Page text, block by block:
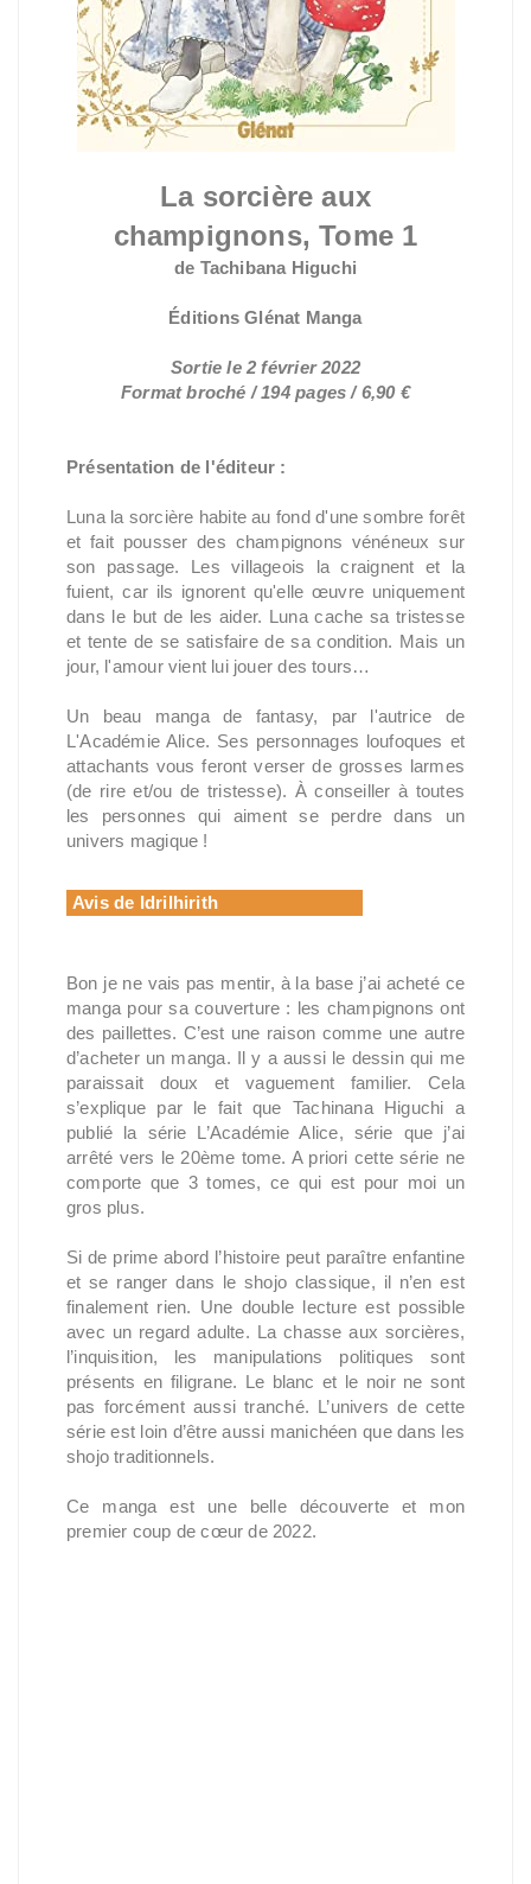
La sorcière aux
champignons, Tome 1
de Tachibana Higuchi
Éditions Glénat Manga
Sortie le 2 février 2022
Format broché / 194 pages / 6,90 €
Présentation de l'éditeur :
Luna la sorcière habite au fond d'une sombre forêt
et fait pousser des champignons vénéneux sur
son passage. Les villageois la craignent et la
fuient, car ils ignorent qu'elle œuvre uniquement
dans le but de les aider. Luna cache sa tristesse
et tente de se satisfaire de sa condition. Mais un
jour, l'amour vient lui jouer des tours…
Un beau manga de fantasy, par l'autrice de
L'Académie Alice. Ses personnages loufoques et
attachants vous feront verser de grosses larmes
(de rire et/ou de tristesse). À conseiller à toutes
les personnes qui aiment se perdre dans un
univers magique !
Avis de Idrilhirith
Bon je ne vais pas mentir, à la base j’ai acheté ce
manga pour sa couverture : les champignons ont
des paillettes. C’est une raison comme une autre
d’acheter un manga. Il y a aussi le dessin qui me
paraissait doux et vaguement familier. Cela
s’explique par le fait que Tachinana Higuchi a
publié la série L’Académie Alice, série que j’ai
arrêté vers le 20ème tome. A priori cette série ne
comporte que 3 tomes, ce qui est pour moi un
gros plus.
Si de prime abord l’histoire peut paraître enfantine
et se ranger dans le shojo classique, il n’en est
finalement rien. Une double lecture est possible
avec un regard adulte. La chasse aux sorcières,
l’inquisition, les manipulations politiques sont
présents en filigrane. Le blanc et le noir ne sont
pas forcément aussi tranché. L’univers de cette
série est loin d’être aussi manichéen que dans les
shojo traditionnels.
Ce manga est une belle découverte et mon
premier coup de cœur de 2022.